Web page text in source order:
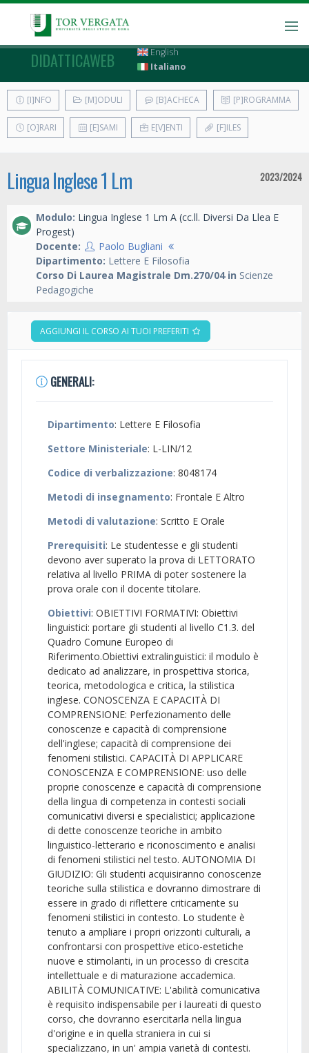
DIDATTICAWEB
English
Italiano
[I]NFO [M]ODULI [B]ACHECA [P]ROGRAMMA
[O]RARI [E]SAMI E[V]ENTI [F]ILES
Lingua Inglese 1 Lm 2023/2024
Modulo: Lingua Inglese 1 Lm A (cc.ll. Diversi Da Llea E
Progest)
Docente:
Paolo Bugliani
Dipartimento: Lettere E Filosofia
Corso Di Laurea Magistrale Dm.270/04 in Scienze
Pedagogiche
AGGIUNGI IL CORSO AI TUOI PREFERITI
GENERALI:
Dipartimento: Lettere E Filosofia
Settore Ministeriale: L-LIN/12
Codice di verbalizzazione: 8048174
Metodi di insegnamento: Frontale E Altro
Metodi di valutazione: Scritto E Orale
Prerequisiti: Le studentesse e gli studenti
devono aver superato la prova di LETTORATO
relativa al livello PRIMA di poter sostenere la
prova orale con il docente titolare.
Obiettivi: OBIETTIVI FORMATIVI: Obiettivi
linguistici: portare gli studenti al livello C1.3. del
Quadro Comune Europeo di
Riferimento.Obiettivi extralinguistici: il modulo è
dedicato ad analizzare, in prospettiva storica,
teorica, metodologica e critica, la stilistica
inglese. CONOSCENZA E CAPACITÀ DI
COMPRENSIONE: Perfezionamento delle
conoscenze e capacità di comprensione
dell'inglese; capacità di comprensione dei
fenomeni stilistici. CAPACITÀ DI APPLICARE
CONOSCENZA E COMPRENSIONE: uso delle
proprie conoscenze e capacità di comprensione
della lingua di competenza in contesti sociali
comunicativi diversi e specialistici; applicazione
di dette conoscenze teoriche in ambito
linguistico-letterario e riconoscimento e analisi
di fenomeni stilistici nel testo. AUTONOMIA DI
GIUDIZIO: Gli studenti acquisiranno conoscenze
teoriche sulla stilistica e dovranno dimostrare di
essere in grado di riflettere criticamente su
fenomeni stilistici in contesto. Lo studente è
tenuto a ampliare i propri orizzonti culturali, a
confrontarsi con prospettive etico-estetiche
nuove e stimolanti, in un processo di crescita
intellettuale e di maturazione accademica.
ABILITÀ COMUNICATIVE: L'abilità comunicativa
è requisito indispensabile per i laureati di questo
corso, che dovranno esercitarla nella lingua
d'origine e in quella straniera in cui si
specializzano, in un' ampia varietà di contesti.